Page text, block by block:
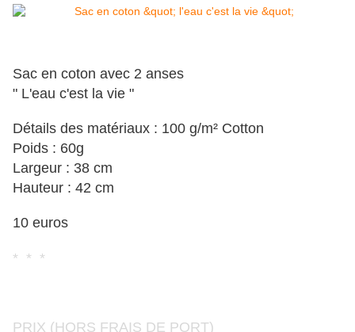
Sac en coton avec 2 anses
" L'eau c'est la vie "
Détails des matériaux : 100 g/m² Cotton
Poids : 60g
Largeur : 38 cm
Hauteur : 42 cm
10 euros
* * *
PRIX (HORS FRAIS DE PORT)